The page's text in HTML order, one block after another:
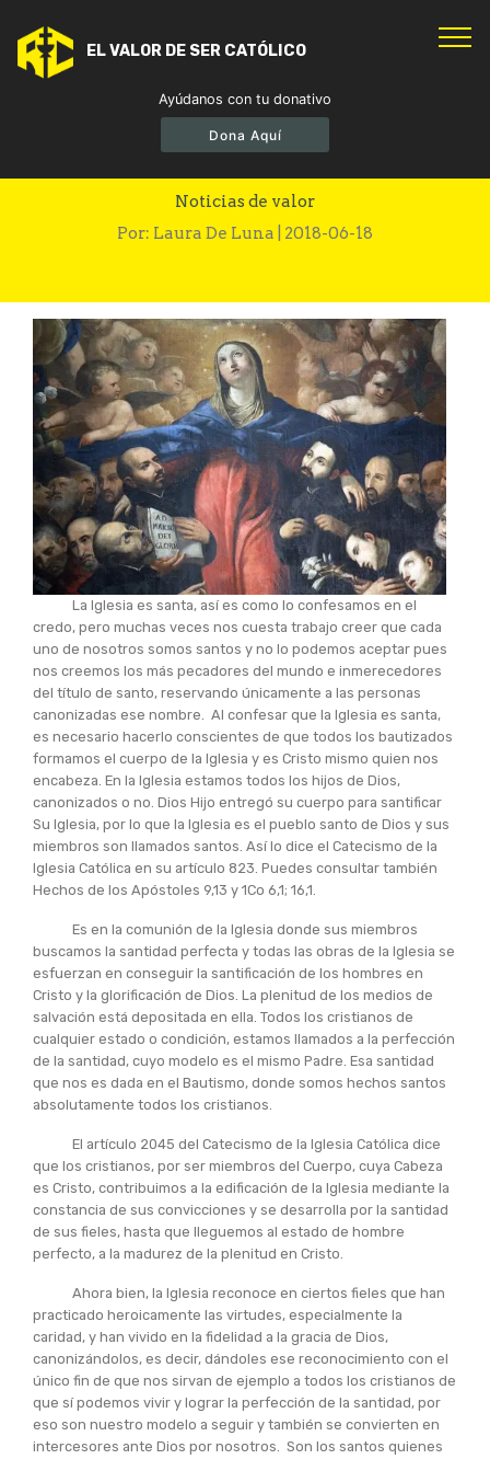
EL VALOR DE SER CATÓLICO
Ayúdanos con tu donativo
Dona Aquí
LA VENERACION DE LOS SANTOS
Noticias de valor
Por: Laura De Luna | 2018-06-18
La Iglesia es santa, así es como lo confesamos en el
credo, pero muchas veces nos cuesta trabajo creer que cada
uno de nosotros somos santos y no lo podemos aceptar pues
nos creemos los más pecadores del mundo e inmerecedores
del título de santo, reservando únicamente a las personas
canonizadas ese nombre. Al confesar que la Iglesia es santa,
es necesario hacerlo conscientes de que todos los bautizados
formamos el cuerpo de la Iglesia y es Cristo mismo quien nos
encabeza. En la Iglesia estamos todos los hijos de Dios,
canonizados o no. Dios Hijo entregó su cuerpo para santificar
Su Iglesia, por lo que la Iglesia es el pueblo santo de Dios y sus
miembros son llamados santos. Así lo dice el Catecismo de la
Iglesia Católica en su artículo 823. Puedes consultar también
Hechos de los Apóstoles 9,13 y 1Co 6,1; 16,1.
Es en la comunión de la Iglesia donde sus miembros
buscamos la santidad perfecta y todas las obras de la Iglesia se
esfuerzan en conseguir la santificación de los hombres en
Cristo y la glorificación de Dios. La plenitud de los medios de
salvación está depositada en ella. Todos los cristianos de
cualquier estado o condición, estamos llamados a la perfección
de la santidad, cuyo modelo es el mismo Padre. Esa santidad
que nos es dada en el Bautismo, donde somos hechos santos
absolutamente todos los cristianos.
El artículo 2045 del Catecismo de la Iglesia Católica dice
que los cristianos, por ser miembros del Cuerpo, cuya Cabeza
es Cristo, contribuimos a la edificación de la Iglesia mediante la
constancia de sus convicciones y se desarrolla por la santidad
de sus fieles, hasta que lleguemos al estado de hombre
perfecto, a la madurez de la plenitud en Cristo.
Ahora bien, la Iglesia reconoce en ciertos fieles que han
practicado heroicamente las virtudes, especialmente la
caridad, y han vivido en la fidelidad a la gracia de Dios,
canonizándolos, es decir, dándoles ese reconocimiento con el
único fin de que nos sirvan de ejemplo a todos los cristianos de
que sí podemos vivir y lograr la perfección de la santidad, por
eso son nuestro modelo a seguir y también se convierten en
intercesores ante Dios por nosotros. Son los santos quienes